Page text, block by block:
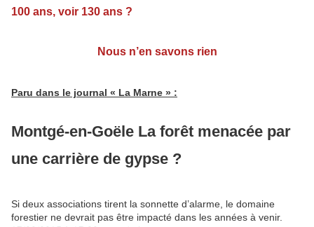
100 ans, voir 130 ans ?
Nous n’en savons rien
Paru dans le journal « La Marne » :
Montgé-en-Goële La forêt menacée par
une carrière de gypse ?
Si deux associations tirent la sonnette d’alarme, le domaine
forestier ne devrait pas être impacté dans les années à venir.